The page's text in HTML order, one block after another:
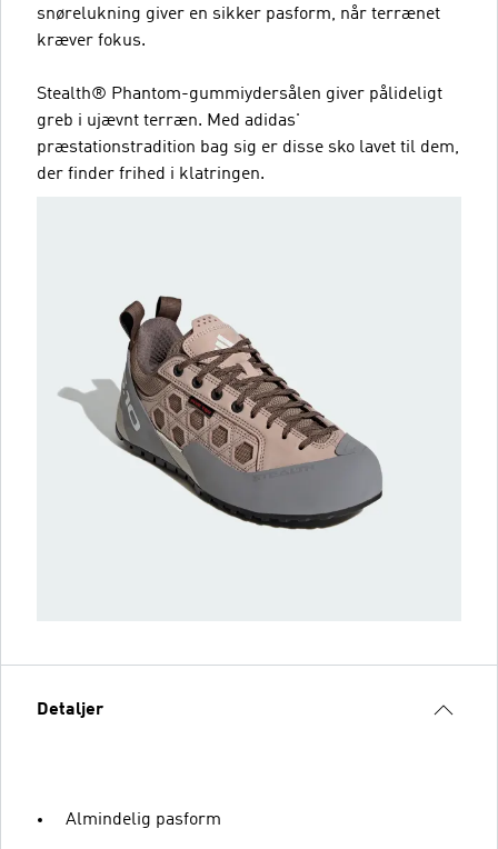
snørelukning giver en sikker pasform, når terrænet
kræver fokus.
Stealth® Phantom-gummiydersålen giver pålideligt
greb i ujævnt terræn. Med adidas'
præstationstradition bag sig er disse sko lavet til dem,
der finder frihed i klatringen.
Detaljer
Almindelig pasform